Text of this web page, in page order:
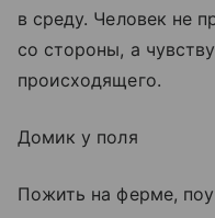
в среду. Человек не
со стороны, а
происходящего.
Домик у поля
Пожить на ферме,